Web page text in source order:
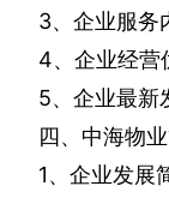
3、企业服务
4、企业经营
5、企业最新
四、中海物
1、企业发展